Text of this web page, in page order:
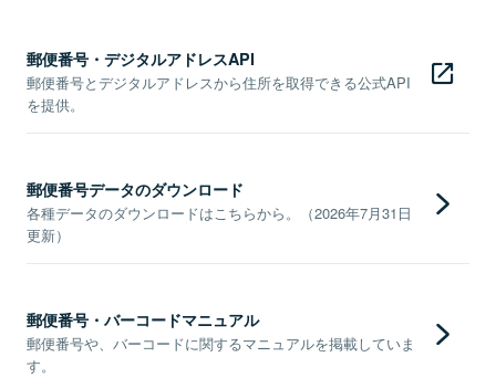
郵便番号・デジタルアドレスAPI
郵便番号とデジタルアドレスから住所を取得できる公式API
を提供。
郵便番号データのダウンロード
各種データのダウンロードはこちらから。（2026年7月31日
更新）
郵便番号・バーコードマニュアル
郵便番号や、バーコードに関するマニュアルを掲載していま
す。